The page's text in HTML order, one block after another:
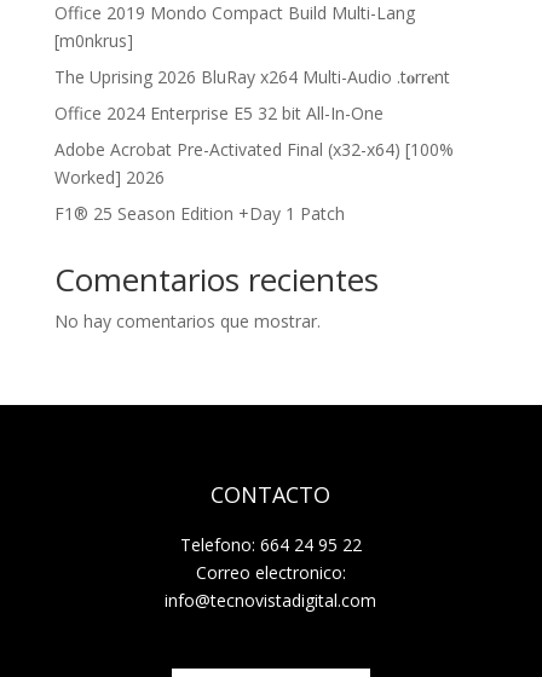
Office 2019 Mondo Compact Build Multi-Lang
[m0nkrus]
The Uprising 2026 BluRay x264 Multi-Audio .t𝐨rr𝐞nt
Office 2024 Enterprise E5 32 bit All-In-One
Adobe Acrobat Pre-Activated Final (x32-x64) [100%
Worked] 2026
F1® 25 Season Edition +Day 1 Patch
Comentarios recientes
No hay comentarios que mostrar.
CONTACTO
Telefono: 664 24 95 22
Correo electronico:
info@tecnovistadigital.com